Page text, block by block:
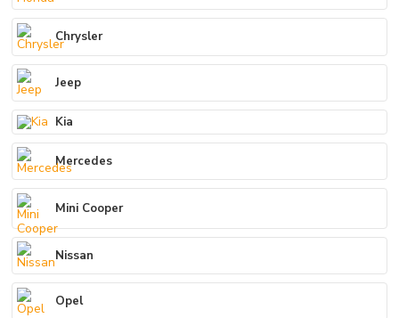
Chrysler
Jeep
Kia
Mercedes
Mini Cooper
Nissan
Opel